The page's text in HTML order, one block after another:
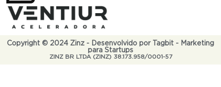
Copyright © 2024 Zinz - Desenvolvido por Tagbit - Marketing
para Startups
ZINZ BR LTDA (ZINZ) 38.173.958/0001-57